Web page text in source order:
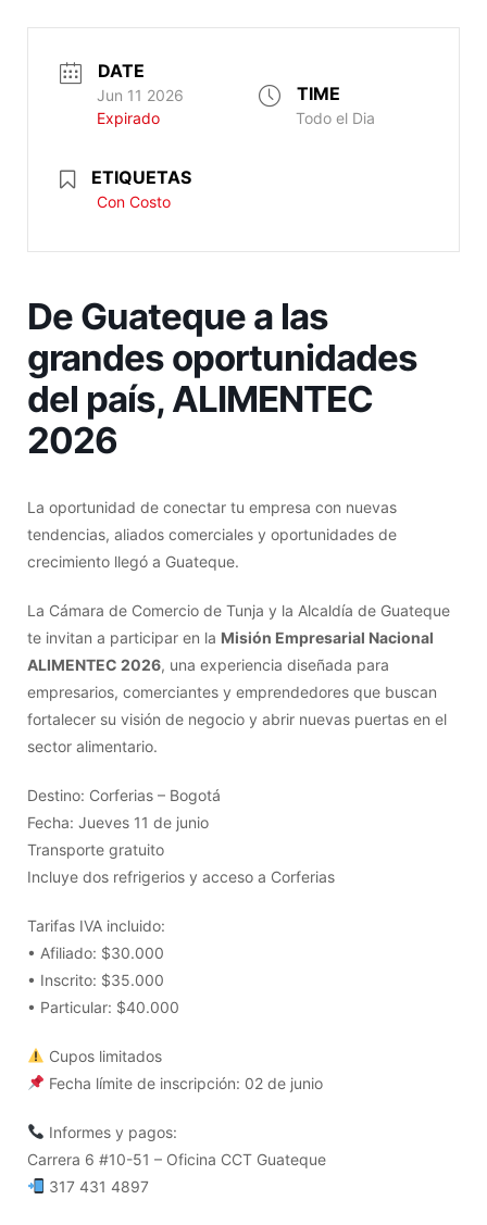
DATE
Jun 11 2026
Expirado
TIME
Todo el Dia
ETIQUETAS
Con Costo
De Guateque a las
grandes oportunidades
del país, ALIMENTEC
2026
La oportunidad de conectar tu empresa con nuevas
tendencias, aliados comerciales y oportunidades de
crecimiento llegó a Guateque.
La Cámara de Comercio de Tunja y la Alcaldía de Guateque
te invitan a participar en la Misión Empresarial Nacional
ALIMENTEC 2026, una experiencia diseñada para
empresarios, comerciantes y emprendedores que buscan
fortalecer su visión de negocio y abrir nuevas puertas en el
sector alimentario.
Destino: Corferias – Bogotá
Fecha: Jueves 11 de junio
Transporte gratuito
Incluye dos refrigerios y acceso a Corferias
Tarifas IVA incluido:
• Afiliado: $30.000
• Inscrito: $35.000
• Particular: $40.000
Cupos limitados
Fecha límite de inscripción: 02 de junio
Informes y pagos:
Carrera 6 #10-51 – Oficina CCT Guateque
317 431 4897